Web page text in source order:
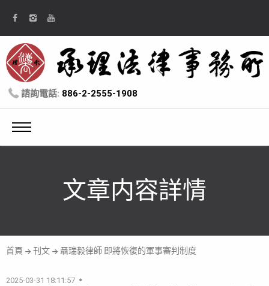
諮詢電話: 886-2-2555-1908
文章内容詳情
首頁 刊文 聶瑞毅律師 即將恢復的軍事審判制度
2025-03-31 18:11:57